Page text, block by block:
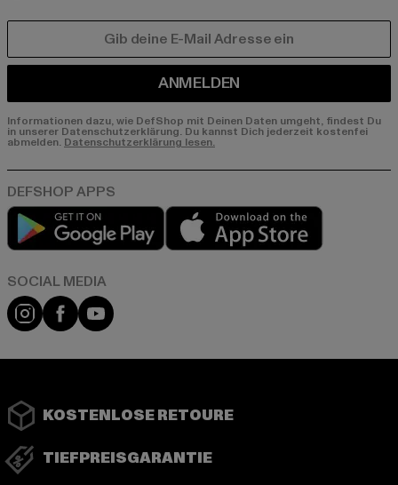
ANMELDEN
Informationen dazu, wie DefShop mit Deinen Daten umgeht, findest Du
in unserer Datenschutzerklärung. Du kannst Dich jederzeit kostenfei
abmelden. Datenschutzerklärung lesen.
Play market
Instagram
FacebookYouTube
KOSTENLOSE RETOURE
TIEFPREISGARANTIE